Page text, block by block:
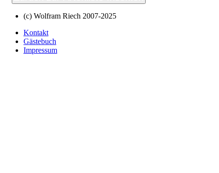
(c) Wolfram Riech 2007-2025
Kontakt
Gästebuch
Impressum